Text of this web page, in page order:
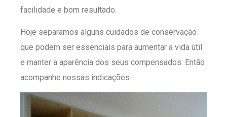
facilidade e bom resultado.
Hoje separamos alguns cuidados de conservação
que podem ser essenciais para aumentar a vida útil
e manter a aparência dos seus compensados. Então
acompanhe nossas indicações.